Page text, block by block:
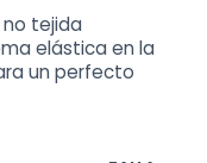
tejida
elástica en la
un perfecto